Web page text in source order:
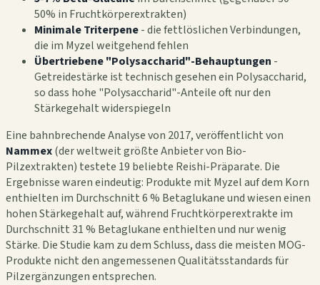
50% in Fruchtkörperextrakten)
Minimale Triterpene- die fettlöslichen Verbindungen,
die im Myzel weitgehend fehlen
Übertriebene "Polysaccharid"-Behauptungen -
Getreidestärke ist technisch gesehen ein Polysaccharid,
so dass hohe "Polysaccharid"-Anteile oft nur den
Stärkegehalt widerspiegeln
Eine bahnbrechende Analyse von 2017, veröffentlicht von
Nammex(der weltweit größte Anbieter von Bio-
Pilzextrakten) testete 19 beliebte Reishi-Präparate. Die
Ergebnisse waren eindeutig: Produkte mit Myzel auf dem Korn
enthielten im Durchschnitt 6 % Betaglukane und wiesen einen
hohen Stärkegehalt auf, während Fruchtkörperextrakte im
Durchschnitt 31 % Betaglukane enthielten und nur wenig
Stärke. Die Studie kam zu dem Schluss, dass die meisten MOG-
Produkte nicht den angemessenen Qualitätsstandards für
Pilzergänzungen entsprechen.